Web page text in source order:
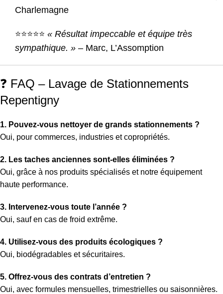
Charlemagne
⭐⭐⭐⭐⭐ « Résultat impeccable et équipe très
sympathique. » – Marc, L’Assomption
❓ FAQ – Lavage de Stationnements
Repentigny
1. Pouvez-vous nettoyer de grands stationnements ?
Oui, pour commerces, industries et copropriétés.
2. Les taches anciennes sont-elles éliminées ?
Oui, grâce à nos produits spécialisés et notre équipement
haute performance.
3. Intervenez-vous toute l’année ?
Oui, sauf en cas de froid extrême.
4. Utilisez-vous des produits écologiques ?
Oui, biodégradables et sécuritaires.
5. Offrez-vous des contrats d’entretien ?
Oui, avec formules mensuelles, trimestrielles ou saisonnières.